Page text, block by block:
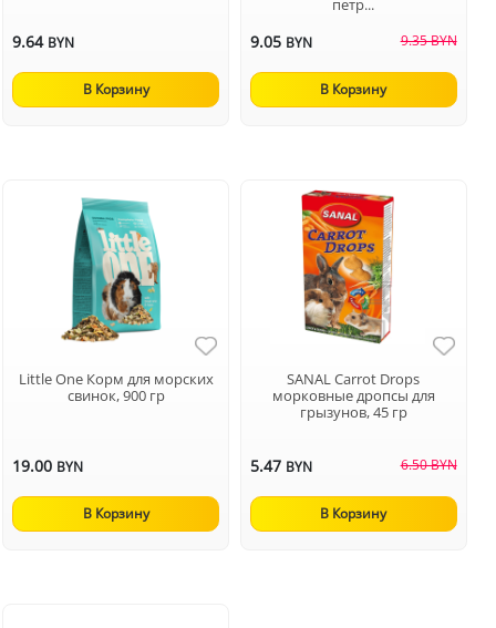
9.64 BYN
В Корзину
петр...
9.05 BYN 9.35 BYN
В Корзину
Little One Корм для морских
свинок, 900 гр
19.00 BYN
В Корзину
SANAL Carrot Drops
морковные дропсы для
грызунов, 45 гр
5.47 BYN 6.50 BYN
В Корзину